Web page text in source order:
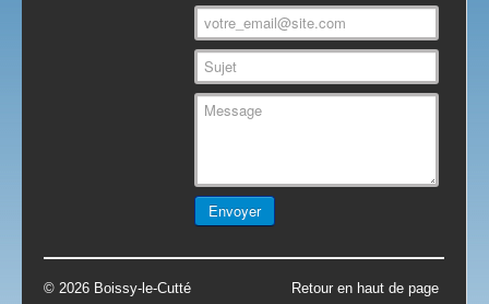
Retour en haut de page
© 2026 Boissy-le-Cutté